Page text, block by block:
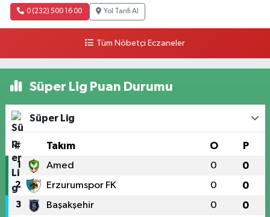
0 (232) 500 16 00 Yol Tarifi Al
Tüm Nöbetçi Eczaneler
Süper Lig Puan Durumu
Süper Lig
# Takım O P
1 Amed 0 0
2 Erzurumspor FK 0 0
3 Başakşehir 0 0